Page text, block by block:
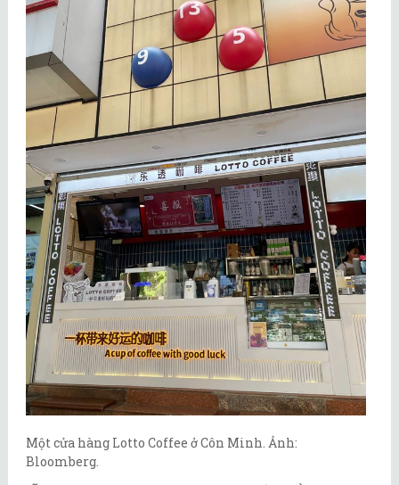
Một cửa hàng Lotto Coffee ở Côn Minh. Ảnh:
Bloomberg.